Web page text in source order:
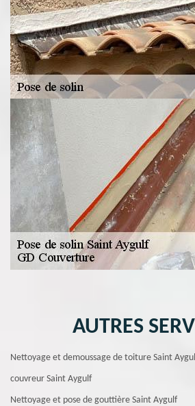
AUTRES
Nettoyage et demoussage de toiture Saint
couvreur Saint Aygulf
Nettoyage et pose de gouttière Saint Aygulf